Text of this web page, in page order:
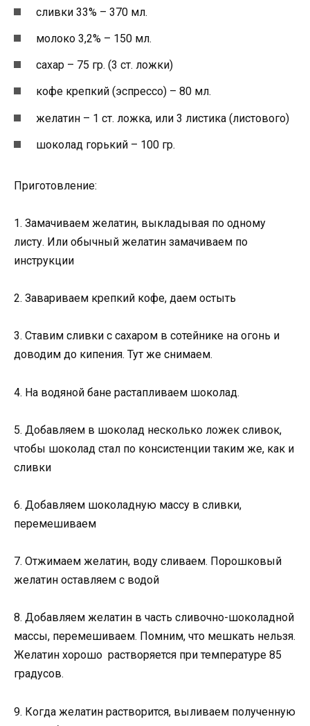
сливки 33% – 370 мл.
молоко 3,2% – 150 мл.
сахар – 75 гр. (3 ст. ложки)
кофе крепкий (эспрессо) – 80 мл.
желатин – 1 ст. ложка, или 3 листика (листового)
шоколад горький – 100 гр.
Приготовление:
1. Замачиваем желатин, выкладывая по одному
листу. Или обычный желатин замачиваем по
инструкции
2. Завариваем крепкий кофе, даем остыть
3. Ставим сливки с сахаром в сотейнике на огонь и
доводим до кипения. Тут же снимаем.
4. На водяной бане растапливаем шоколад.
5. Добавляем в шоколад несколько ложек сливок,
чтобы шоколад стал по консистенции таким же, как и
сливки
6. Добавляем шоколадную массу в сливки,
перемешиваем
7. Отжимаем желатин, воду сливаем. Порошковый
желатин оставляем с водой
8. Добавляем желатин в часть сливочно-шоколадной
массы, перемешиваем. Помним, что мешкать нельзя.
Желатин хорошо растворяется при температуре 85
градусов.
9. Когда желатин растворится, выливаем полученную